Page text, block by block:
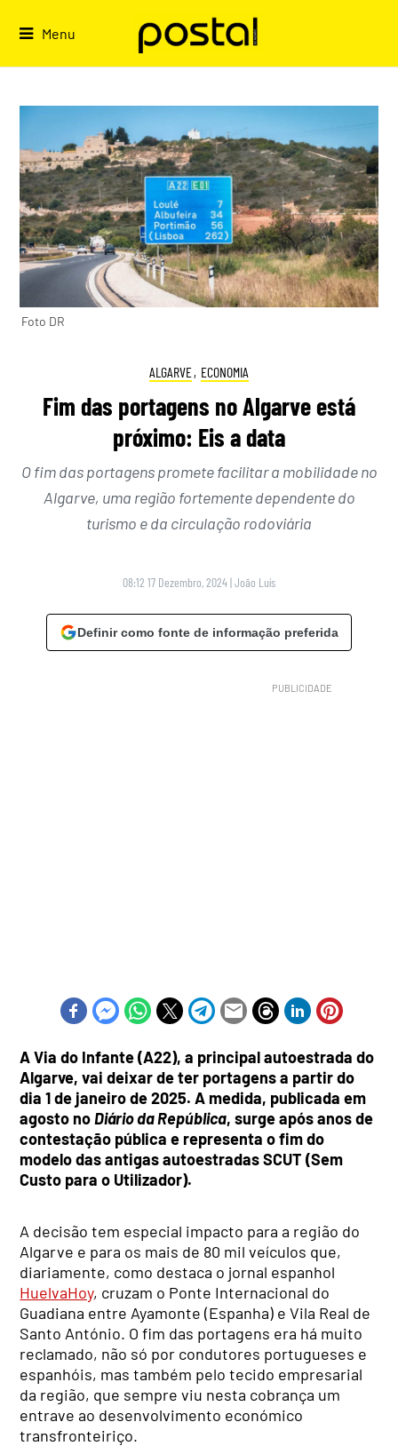
Menu
Foto DR
ALGARVE, ECONOMIA
Fim das portagens no Algarve está
próximo: Eis a data
O fim das portagens promete facilitar a mobilidade no
Algarve, uma região fortemente dependente do
turismo e da circulação rodoviária
08:12 17 Dezembro, 2024|João Luís
Definir como fonte de informação preferida
A Via do Infante (A22), a principal autoestrada do
Algarve, vai deixar de ter portagens a partir do
dia 1 de janeiro de 2025. A medida, publicada em
agosto noDiário da República, surge após anos de
contestação pública e representa o fim do
modelo das antigas autoestradas SCUT (Sem
Custo para o Utilizador).
A decisão tem especial impacto para a região do
Algarve e para os mais de 80 mil veículos que,
diariamente, como destaca o jornal espanhol
HuelvaHoy, cruzam o Ponte Internacional do
Guadiana entre Ayamonte (Espanha) e Vila Real de
Santo António. O fim das portagens era há muito
reclamado, não só por condutores portugueses e
espanhóis, mas também pelo tecido empresarial
da região, que sempre viu nesta cobrança um
entrave ao desenvolvimento económico
transfronteiriço.